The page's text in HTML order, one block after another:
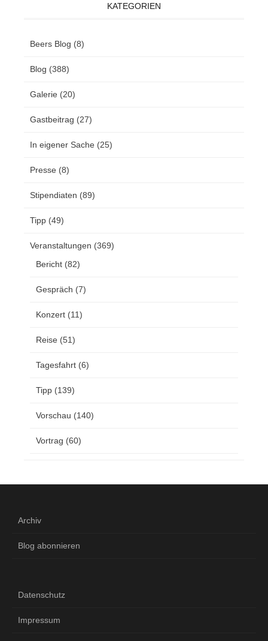
KATEGORIEN
Beers Blog (8)
Blog (388)
Galerie (20)
Gastbeitrag (27)
In eigener Sache (25)
Presse (8)
Stipendiaten (89)
Tipp (49)
Veranstaltungen (369)
Bericht (82)
Gespräch (7)
Konzert (11)
Reise (51)
Tagesfahrt (6)
Tipp (139)
Vorschau (140)
Vortrag (60)
Archiv
Blog abonnieren
Datenschutz
Impressum